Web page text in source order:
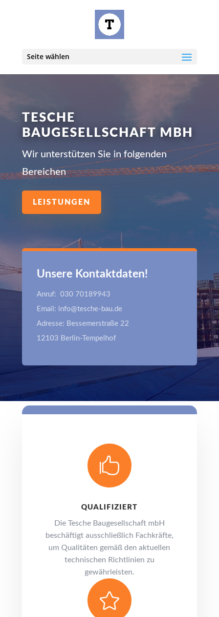
Seite wählen
TESCHE
BAUGESELLSCHAFT MBH
Wir unterstützen Sie in folgenden
Bereichen
LEISTUNGEN
Unsere Kontaktdaten!
Anruf: 030 70189943
Email: info@tesche-bau.de
Adresse: Bessemerstraße 22
12103 Berlin-Tempelhof

QUALIFIZIERT
Die Tesche Baugesellschaft mbH
beschäftigt ausschließlich Fachkräfte,
um Qualitäten gemäß den aktuellen
technischen Richtlinien zu
gewährleisten.
